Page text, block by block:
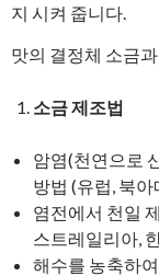
지 시켜 줍니다.
맛의 결정체 소금
소금 제조법
암염(천연으로
방법 (유럽, 북아
염전에서 천일
스트레일리아,
해수를 농축하